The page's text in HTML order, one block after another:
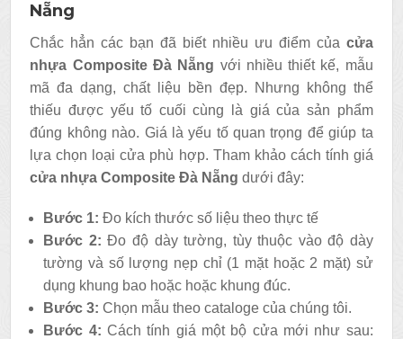
Nẵng
Chắc hẳn các bạn đã biết nhiều ưu điểm của cửa
nhựa Composite Đà Nẵng với nhiều thiết kế, mẫu
mã đa dạng, chất liệu bền đẹp. Nhưng không thể
thiếu được yếu tố cuối cùng là giá của sản phẩm
đúng không nào. Giá là yếu tố quan trọng để giúp ta
lựa chọn loại cửa phù hợp. Tham khảo cách tính giá
cửa nhựa Composite Đà Nẵng dưới đây:
Bước 1: Đo kích thước số liệu theo thực tế
Bước 2: Đo độ dày tường, tùy thuộc vào độ dày
tường và số lượng nẹp chỉ (1 mặt hoặc 2 mặt) sử
dụng khung bao hoặc hoặc khung đúc.
Bước 3: Chọn mẫu theo cataloge của chúng tôi.
Bước 4: Cách tính giá một bộ cửa mới như sau: